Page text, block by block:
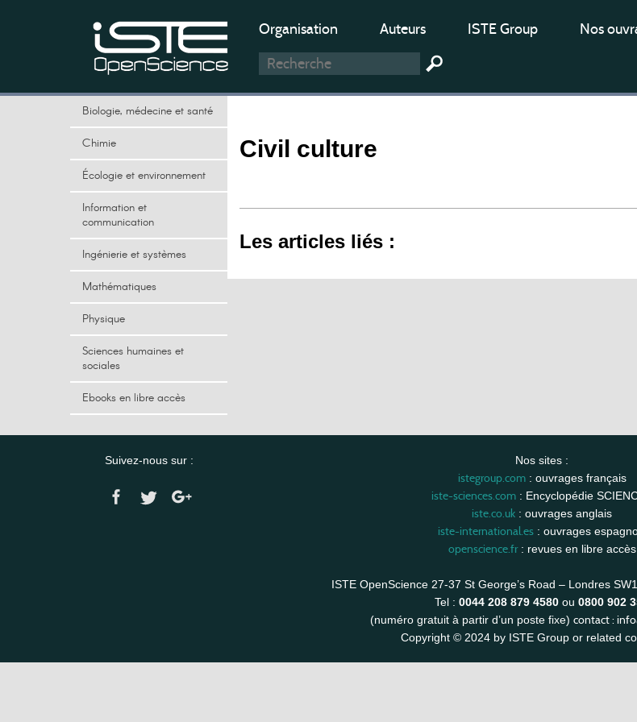
Organisation Auteurs ISTE Group Nos
Biologie, médecine et santé
Chimie
Écologie et environnement
Information et
communication
Ingénierie et systèmes
Mathématiques
Physique
Sciences humaines et
sociales
Ebooks en libre accès
Civil culture
Les articles liés :
Suivez-nous sur : Nos sites :
istegroup.com: ouvrages français
iste-sciences.com: Encyclopédie
iste.co.uk : ouvrages anglais
iste-international.es: ouvrages
openscience.fr: revues en libre accès
ISTE OpenScience 27-37 St George’s Road – Londres
Tel : 0044 208 879 4580 ou 0800 902
(numéro gratuit à partir d’un poste fixe) contact :
Copyright © 2024 by ISTE Group or related